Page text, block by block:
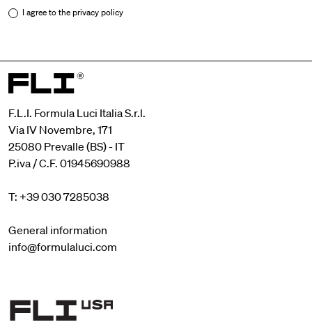
I agree to theprivacy policy
F.L.I. Formula Luci Italia S.r.l.
Via IV Novembre, 171
25080 Prevalle (BS) - IT
P.iva / C.F. 01945690988
T: +39 030 7285038
General information
info@formulaluci.com